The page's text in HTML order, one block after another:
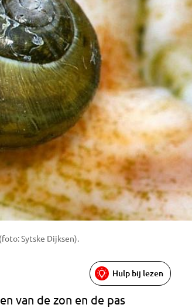
Sytske Dijksen).
Hulp bij lezen
van de zon en de pas